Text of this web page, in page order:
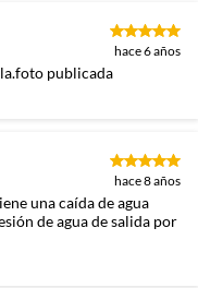
hace 6 años
publicada
hace 8 años
una caída de agua
de agua de salida por